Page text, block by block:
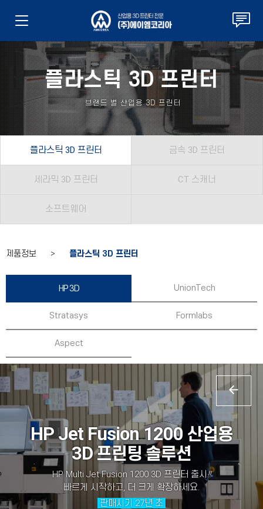
플라스틱 3D 프린터
브랜드 별 산업용 3D 프린터
플라스틱 3D 프린터 금속 3D 프린터
세라믹 3D 프린터 CT 스캐너
소프트웨어
제품정보 > 플라스틱 3D 프린터
HP 3D UnionTech
Stratasys Formlabs
Aspect
HP Jet Fusion 1200 산업용
3D프린팅 솔루션
HP Multi Jet Fusion 1200 3D 프린터 출시!!
빠르게 시작하고, 더 크게 확장하세요.
판매시기 27년 초